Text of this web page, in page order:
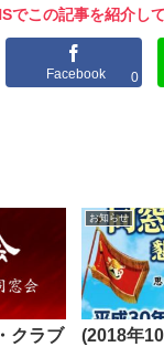
でこの記事を紹介し
Facebook 0
クラブ
お知らせ
(2018年